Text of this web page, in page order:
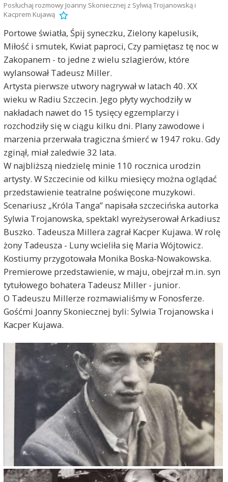
Posłuchaj rozmowy Joanny Skoniecznej z Sylwią Trojanowską i
Kacprem Kujawą
Portowe światła, Śpij syneczku, Zielony kapelusik,
Miłość i smutek, Kwiat paproci, Czy pamiętasz tę noc w
Zakopanem - to jedne z wielu szlagierów, które
wylansował Tadeusz Miller.
Artysta pierwsze utwory nagrywał w latach 40. XX
wieku w Radiu Szczecin. Jego płyty wychodziły w
nakładach nawet do 15 tysięcy egzemplarzy i
rozchodziły się w ciągu kilku dni. Plany zawodowe i
marzenia przerwała tragiczna śmierć w 1947 roku. Gdy
zginął, miał zaledwie 32 lata.
W najbliższą niedzielę minie 110 rocznica urodzin
artysty. W Szczecinie od kilku miesięcy można oglądać
przedstawienie teatralne poświęcone muzykowi.
Scenariusz „Króla Tanga” napisała szczecińska autorka
Sylwia Trojanowska, spektakl wyreżyserował Arkadiusz
Buszko. Tadeusza Millera zagrał Kacper Kujawa. W rolę
żony Tadeusza - Luny wcieliła się Maria Wójtowicz.
Kostiumy przygotowała Monika Boska-Nowakowska.
Premierowe przedstawienie, w maju, obejrzał m.in. syn
tytułowego bohatera Tadeusz Miller - junior.
O Tadeuszu Millerze rozmawialiśmy w Fonosferze.
Gośćmi Joanny Skoniecznej byli: Sylwia Trojanowska i
Kacper Kujawa.